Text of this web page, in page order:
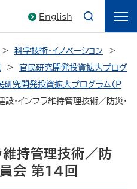
English
科学技術・イノベーション
官民研究開発投資拡大プログ
研究開発投資拡大プログラム（Ｐ
設・インフラ維持管理技術／防災・
維持管理技術／防
会 第14回